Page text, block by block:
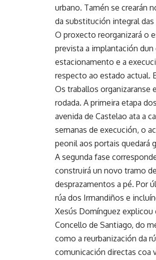
urbano. Tamén se crearán
da substitución integral
O proxecto reorganizará o
prevista a implantación
estacionamento e a
respecto ao estado actual.
Os traballos organizaranse
rodada. A primeira etapa
avenida de Castelao ata a
semanas de execución, o
peonil aos portais quedará
A segunda fase
construirá un novo tramo
desprazamentos a pé. Por
rúa dos Irmandiños e
Xesús Domínguez explicou
Concello de Santiago, do
como a reurbanización da
comunicación directas coa